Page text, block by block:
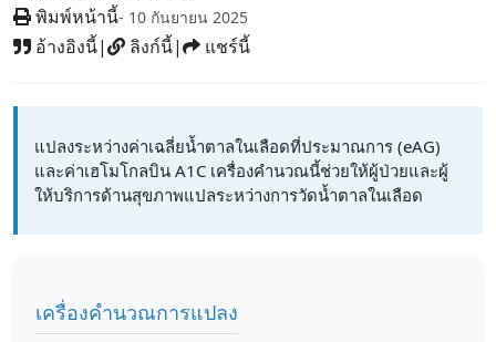
พิมพ์หน้านี้- 10 กันยายน 2025
อ้างอิงนี้| ลิงก์นี้| แชร์นี้
แปลงระหว่างค่าเฉลี่ยน้ำตาลในเลือดที่ประมาณการ (eAG)
และค่าเฮโมโกลบิน A1C เครื่องคำนวณนี้ช่วยให้ผู้ป่วยและผู้
ให้บริการด้านสุขภาพแปลระหว่างการวัดน้ำตาลในเลือด
เครื่องคำนวณการแปลง